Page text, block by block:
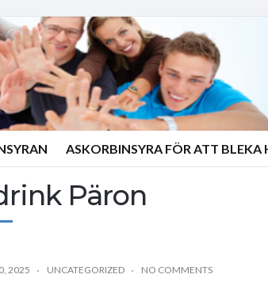
ASKORBINSYRA FÖR ATT BLEKA
Päron
2025 UNCATEGORIZED NO COMMENTS